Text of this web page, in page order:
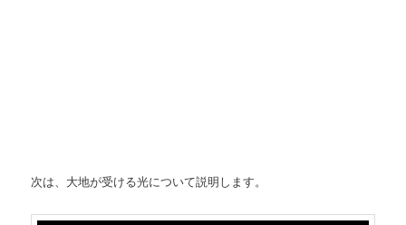
次は、大地が受ける光について説明します。